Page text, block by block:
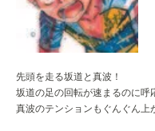
先頭を走る坂道と真波！
坂道の足の回転が速まるのに呼
真波のテンションもぐんぐん上